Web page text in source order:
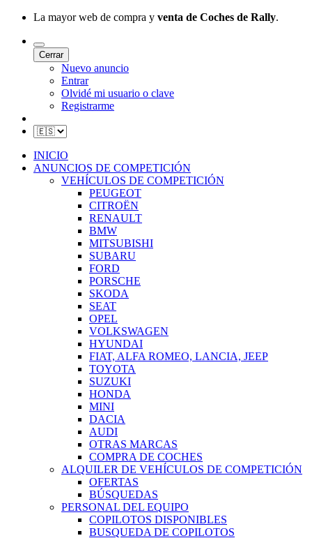
La mayor web de compra y venta de Coches de Rally.
Cerrar
Nuevo anuncio
Entrar
Olvidé mi usuario o clave
Registrarme
INICIO
ANUNCIOS DE COMPETICIÓN
VEHÍCULOS DE COMPETICIÓN
PEUGEOT
CITROËN
RENAULT
BMW
MITSUBISHI
SUBARU
FORD
PORSCHE
SKODA
SEAT
OPEL
VOLKSWAGEN
HYUNDAI
FIAT, ALFA ROMEO, LANCIA, JEEP
TOYOTA
SUZUKI
HONDA
MINI
DACIA
AUDI
OTRAS MARCAS
COMPRA DE COCHES
ALQUILER DE VEHÍCULOS DE COMPETICIÓN
OFERTAS
BÚSQUEDAS
PERSONAL DEL EQUIPO
COPILOTOS DISPONIBLES
BUSQUEDA DE COPILOTOS